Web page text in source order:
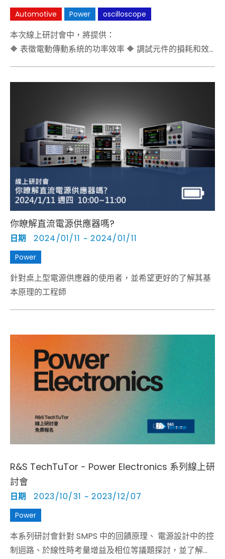
Automotive Power oscilloscope
本次線上研討會中，將提供：
🔶 表徵電動傳動系統的功率效率 🔶 調試元件的損耗和效
你瞭解直流電源供應器嗎?
日期 2024/01/11 ~ 2024/01/11
Power
針對桌上型電源供應器的使用者，並希望更好的了解其基
本原理的工程師
R&S TechTuTor - Power Electronics 系列線上研
討會
日期 2023/10/31 ~ 2023/12/07
Power
本系列研討會針對 SMPS 中的回饋原理、 電源設計中的控
制迴路、於線性時考量增益及相位等議題探討，並了解如